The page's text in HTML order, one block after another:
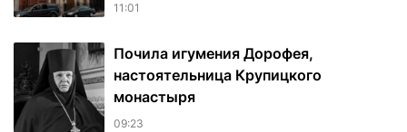
11:01
Почила игумения Дорофея,
настоятельница Крупицкого
монастыря
09:23